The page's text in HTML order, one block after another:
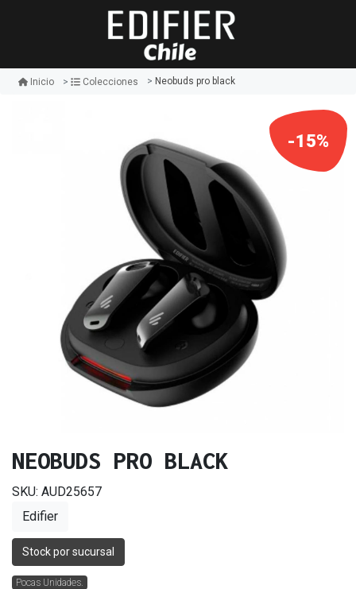
Inicio Colecciones Neobuds pro black
-15%
NEOBUDS PRO BLACK
SKU: AUD25657
Edifier
Stock por sucursal
Pocas Unidades.